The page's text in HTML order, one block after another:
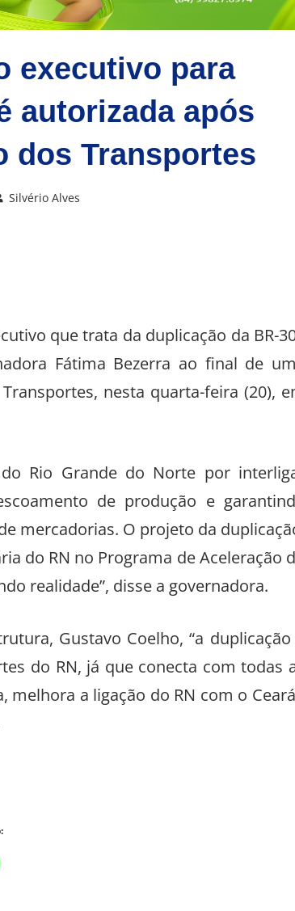
executivo para
autorizada após
dos Transportes
Silvério Alves
que trata da duplicação da BR-
Fátima Bezerra ao final de
nesta quarta-feira (20),
Rio Grande do Norte por
de produção e
mercadorias. O projeto da
do RN no Programa de Aceleração
realidade”, disse a governadora.
Gustavo Coelho, “a
do RN, já que conecta com todas
a ligação do RN com o